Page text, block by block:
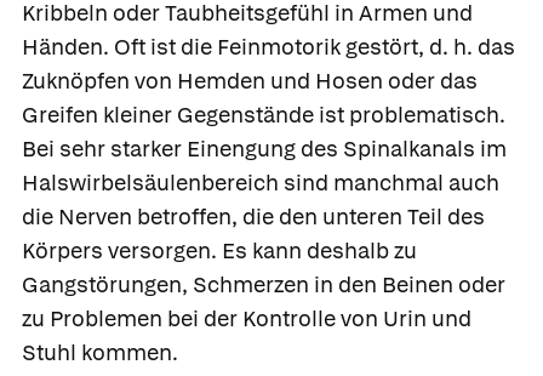
Kribbeln oder Taubheitsgefühl in Armen und
Händen. Oft ist die Feinmotorik gestört, d. h. das
Zuknöpfen von Hemden und Hosen oder das
Greifen kleiner Gegenstände ist problematisch.
Bei sehr starker Einengung des Spinalkanals im
Halswirbelsäulenbereich sind manchmal auch
die Nerven betroffen, die den unteren Teil des
Körpers versorgen. Es kann deshalb zu
Gangstörungen, Schmerzen in den Beinen oder
zu Problemen bei der Kontrolle von Urin und
Stuhl kommen.